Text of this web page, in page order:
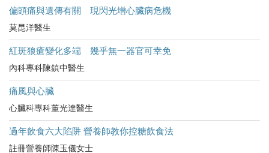
偏頭痛與遺傳有關 現閃光增心臟病危機
莫昆洋醫生
紅斑狼瘡變化多端 幾乎無一器官可幸免
內科專科陳鎮中醫生
痛風與心臟
心臟科專科董光達醫生
過年飲食六大陷阱 營養師教你控糖飲食法
註冊營養師陳玉儀女士